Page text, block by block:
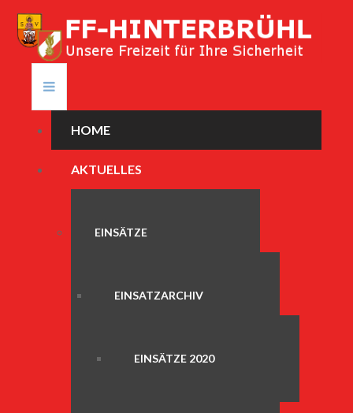
HOME
AKTUELLES
EINSÄTZE
EINSATZARCHIV
EINSÄTZE 2020